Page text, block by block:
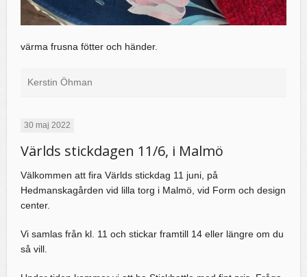
värma frusna fötter och händer.
Kerstin Öhman
30 maj 2022
Världs stickdagen 11/6, i Malmö
Välkommen att fira Världs stickdag 11 juni, på
Hedmanskagården vid lilla torg i Malmö, vid Form och design
center.
Vi samlas från kl. 11 och stickar framtill 14 eller längre om du
så vill.